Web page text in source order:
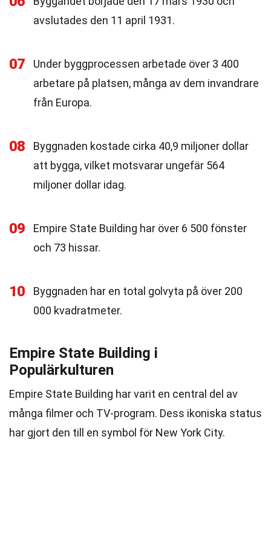
avslutades den 11 april 1931.
07
Under byggprocessen arbetade över 3 400
arbetare på platsen, många av dem invandrare
från Europa.
08
Byggnaden kostade cirka 40,9 miljoner dollar
att bygga, vilket motsvarar ungefär 564
miljoner dollar idag.
09
Empire State Building har över 6 500 fönster
och 73 hissar.
10
Byggnaden har en total golvyta på över 200
000 kvadratmeter.
Empire State Building i
Populärkulturen
Empire State Building har varit en central del av
många filmer och TV-program. Dess ikoniska status
har gjort den till en symbol för New York City.